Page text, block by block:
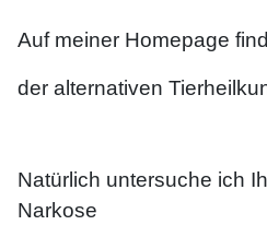
Auf meiner Homepage
der alternativen
Natürlich untersuche ich
Narkose